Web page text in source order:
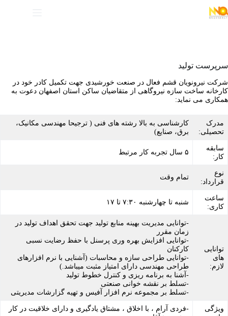
سرپرست تولید
شرکت نیرونویان قشم فعال در صنعت خورشیدی جهت تکمیل کادر خود در
کارخانه ساخت سازه نیروگاهی از متقاضیان ساکن استان اصفهان دعوت به
همکاری می نماید:
مدرک
تحصیلی:
کارشناسی به بالا رشته های فنی ( ترجیحا مهندسی مکانیک،
برق، صنایع)
سابقه
کار:
۵ سال تجربه کار مرتبط
نوع
قرارداد:
تمام وقت
ساعت
کاری:
شنبه تا چهارشنبه ۷:۳۰ تا ۱۷
توانایی
های
لازم:
-توانایی مدیریت بهینه منابع تولید جهت تحقق اهداف تولید در
زمان مقرر
-توانایی افزایش بهره وری پرسنل با حفظ رضایت نسبی
کارکنان
-توانایی طراحی سازه و محاسبات (آشنایی با نرم افزارهای
طراحی مهندسی دارای امتیاز مثبت می­باشد.)
-آشنا به برنامه ریزی و کنترل خطوط تولید
-تسلط بر نقشه خوانی صنعتی
-تسلط بر مجموعه نرم افزار آفیس و تهیه گزارشات مدیریتی
ویژگی
-فردی آرام ، با اخلاق ، مشتاق یادگیری و دارای خلاقیت در کار